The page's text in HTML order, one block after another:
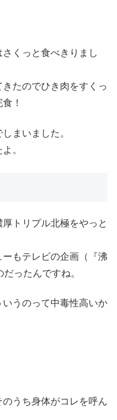
くっと食べきりまし
たのでひき肉をすくっ
！
まいました。
。
トリプル北極をやっと
もテレビの企画（『沸
ったんですね。
うのって中毒性高いか
うち身体がコレを呼ん